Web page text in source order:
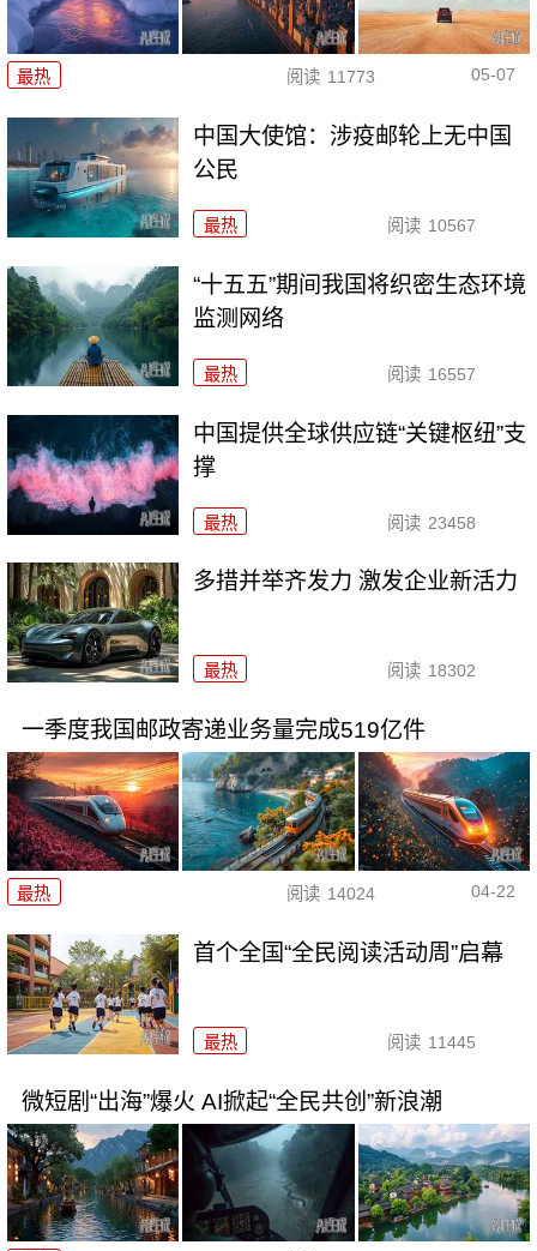
最热 阅读 11773 05-07
中国大使馆：涉疫邮轮上无中国
公民
最热 阅读 10567
“十五五”期间我国将织密生态环境
监测网络
最热 阅读 16557
中国提供全球供应链“关键枢纽”支
撑
最热 阅读 23458
多措并举齐发力 激发企业新活力
最热 阅读 18302
一季度我国邮政寄递业务量完成519亿件
最热 阅读 14024 04-22
首个全国“全民阅读活动周”启幕
最热 阅读 11445
微短剧“出海”爆火 AI掀起“全民共创”新浪潮